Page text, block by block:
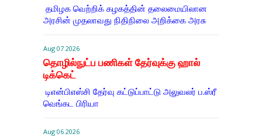
தமிழக வெற்றிக் கழகத்தின் தலைமையிலான
அரசின் முதலாவது நிதிநிலை அறிக்கை அரசு
Aug 07 2026
தொழில்நுட்ப பணிகள் தேர்வுக்கு ஹால் ​
டிக்கெட்
டிஎன்​பிஎஸ்சி தேர்வு கட்​டுப்​பாட்டு அலு​வலர் ப.ஸ்ரீ
வெங்கட பிரியா
Aug 06 2026